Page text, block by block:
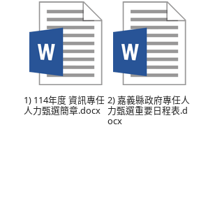
Download 114年度 資訊專任人力甄
1) 114年度 資訊專任
人力甄選簡章.docx
Download 嘉義縣
2) 嘉義縣政府專任人
力甄選重要日程表.d
ocx